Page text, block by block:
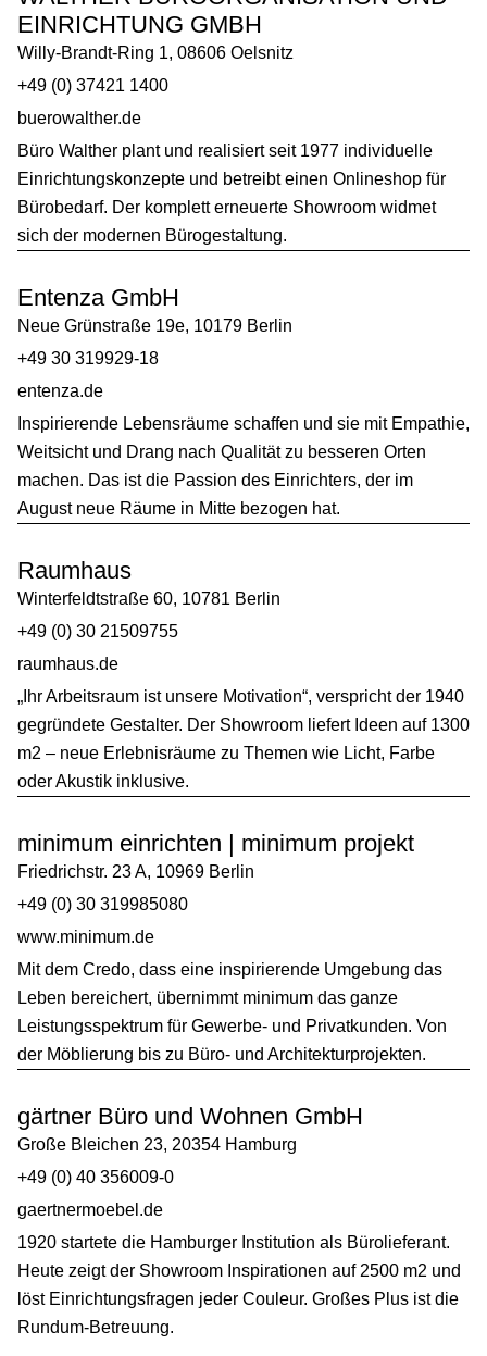
EINRICHTUNG GMBH
Büro Walther plant und realisiert seit 1977 individuelle
Einrichtungskonzepte und betreibt einen Onlineshop für
Bürobedarf. Der komplett erneuerte Showroom widmet
sich der modernen Bürogestaltung.
Willy-Brandt-Ring 1, 08606 Oelsnitz
+49 (0) 37421 1400
buerowalther.de
Entenza GmbH
Inspirierende Lebensräume schaffen und sie mit Empathie,
Weitsicht und Drang nach Qualität zu besseren Orten
machen. Das ist die Passion des Einrichters, der im
August neue Räume in Mitte bezogen hat.
Neue Grünstraße 19e, 10179 Berlin
+49 30 319929-18
entenza.de
Raumhaus
„Ihr Arbeitsraum ist unsere Motivation“, verspricht der 1940
gegründete Gestalter. Der Showroom liefert Ideen auf 1300
m2 – neue Erlebnisräume zu Themen wie Licht, Farbe
oder Akustik inklusive.
Winterfeldtstraße 60, 10781 Berlin
+49 (0) 30 21509755
raumhaus.de
minimum einrichten | minimum projekt
Mit dem Credo, dass eine inspirierende Umgebung das
Leben bereichert, übernimmt minimum das ganze
Leistungsspektrum für Gewerbe- und Privatkunden. Von
der Möblierung bis zu Büro- und Architekturprojekten.
Friedrichstr. 23 A, 10969 Berlin
+49 (0) 30 319985080
www.minimum.de
gärtner Büro und Wohnen GmbH
1920 startete die Hamburger Institution als Bürolieferant.
Heute zeigt der Showroom Inspirationen auf 2500 m2 und
löst Einrichtungsfragen jeder Couleur. Großes Plus ist die
Rundum-Betreuung.
Große Bleichen 23, 20354 Hamburg
+49 (0) 40 356009-0
gaertnermoebel.de